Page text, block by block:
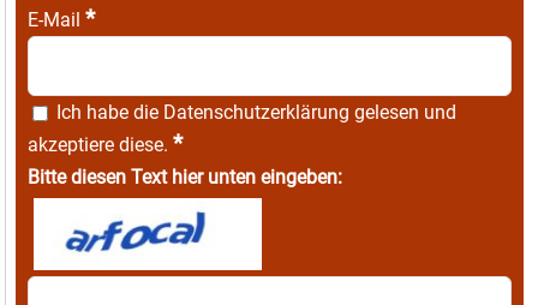
E-Mail *
Ich habe die Datenschutzerklärung gelesen und
akzeptiere diese. *
Bitte diesen Text hier unten eingeben: